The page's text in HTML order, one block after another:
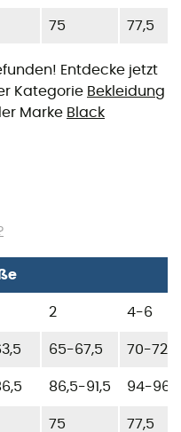
75 77,5
Entdecke jetzt
Kategorie Bekleidung
Marke Black
2 4-6
65-67,5 70-72,5
86,5-91,5 94-96,5
75 77,5